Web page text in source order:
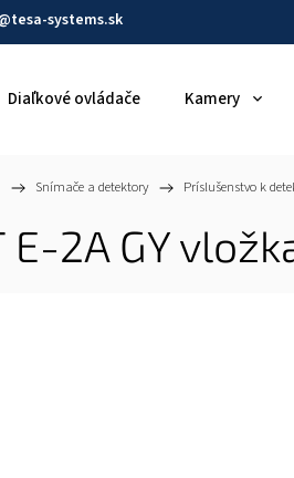
systems.sk
Diaľkové ovládače Kamery
/ Snímače a detektory / Príslušenstvo k
E-2A GY